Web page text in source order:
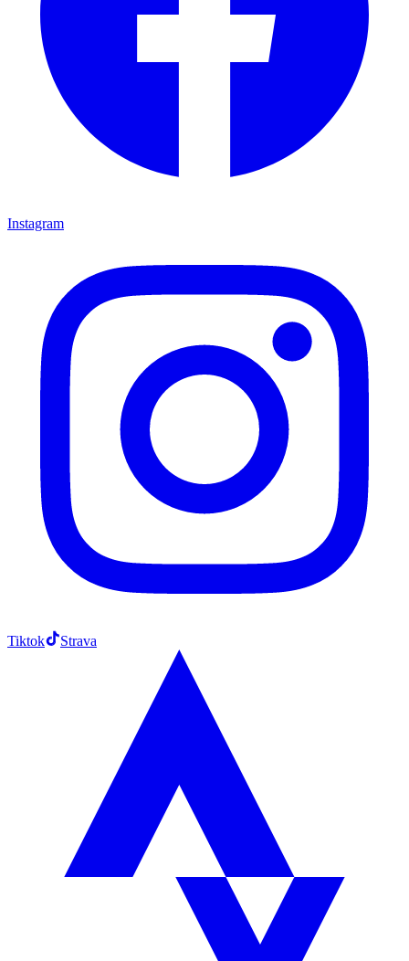
Instagram
Tiktok Strava